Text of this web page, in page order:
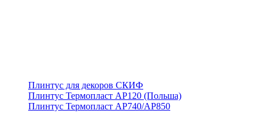
Плинтус для декоров СКИФ
Плинтус Термопласт АР120 (Польша)
Плинтус Термопласт АР740/АР850